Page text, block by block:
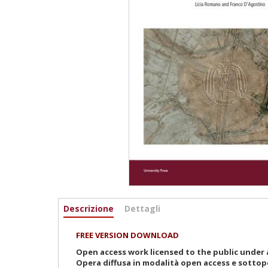
Informazioni
Descrizione (active
Dettagli
FREE VERSION DOWNLOAD
Open access work licensed to the public under
Opera diffusa in modalità open access e